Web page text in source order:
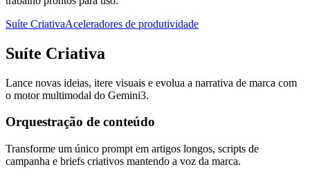
Suíte CriativaAceleradores de produtividade
Suíte Criativa
Lance novas ideias, itere visuais e evolua a narrativa de marca com
o motor multimodal do Gemini3.
Orquestração de conteúdo
Transforme um único prompt em artigos longos, scripts de
campanha e briefs criativos mantendo a voz da marca.